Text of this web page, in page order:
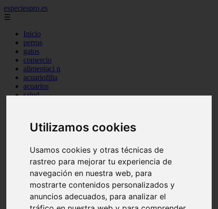
Utilizamos cookies
Usamos cookies y otras técnicas de
rastreo para mejorar tu experiencia de
navegación en nuestra web, para
mostrarte contenidos personalizados y
anuncios adecuados, para analizar el
especiespro.es
☰
Inicio
perros
gatos
comercio
alimentaci n
acuariofilia
acuarios
salud
mantenimiento
aves
bienestar
peque os mam feros
verano
legislaci n
peluquer a
accesorios
peluquer a canina